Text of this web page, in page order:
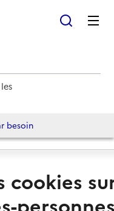
besoin
cookies